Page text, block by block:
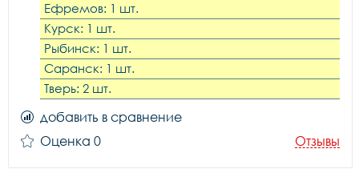
Ефремов: 1 шт.
Курск: 1 шт.
Рыбинск: 1 шт.
Саранск: 1 шт.
Тверь: 2 шт.
добавить в сравнение
Оценка 0
Отзывы